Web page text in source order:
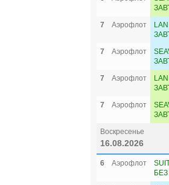
7
Аэрофлот
7
Аэрофлот
7
Аэрофлот
7
Аэрофлот
Воскресенье
16.08.2026
6 Аэрофлот